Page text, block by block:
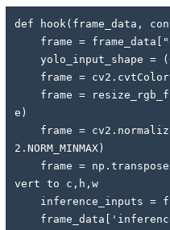
def hook(frame_data,
e)
2.NORM_MINMAX)
vert to c,h,w